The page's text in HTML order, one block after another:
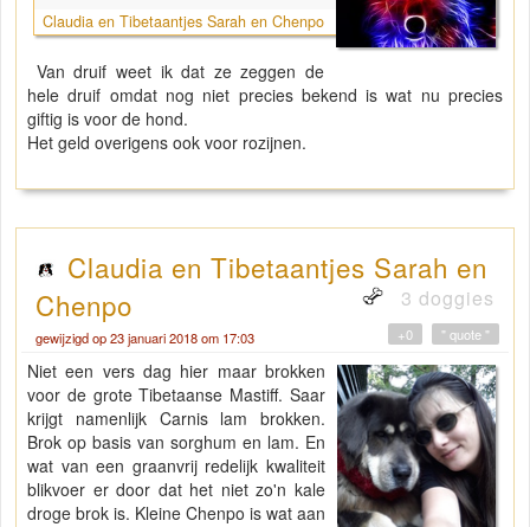
Claudia en Tibetaantjes Sarah en Chenpo
Van druif weet ik dat ze zeggen de
hele druif omdat nog niet precies bekend is wat nu precies
giftig is voor de hond.
Het geld overigens ook voor rozijnen.
Claudia en Tibetaantjes Sarah en
Chenpo
3 doggies
gewijzigd op 23 januari 2018 om 17:03 " quote "
+0
Niet een vers dag hier maar brokken
voor de grote Tibetaanse Mastiff. Saar
krijgt namenlijk Carnis lam brokken.
Brok op basis van sorghum en lam. En
wat van een graanvrij redelijk kwaliteit
blikvoer er door dat het niet zo'n kale
droge brok is. Kleine Chenpo is wat aan